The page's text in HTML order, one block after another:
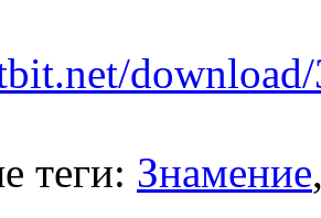
теги: Знамение